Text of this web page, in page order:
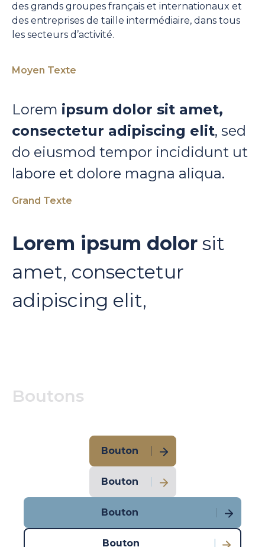
des grands groupes français et internationaux et
des entreprises de taille intermédiaire, dans tous
les secteurs d’activité.
Moyen Texte
Lorem ipsum dolor sit amet,
consectetur adipiscing elit, sed
do eiusmod tempor incididunt ut
labore et dolore magna aliqua.
Grand Texte
Lorem ipsum dolor sit
amet, consectetur
adipiscing elit,
Boutons
Bouton
Bouton
Bouton
Bouton